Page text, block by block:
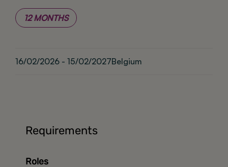
12 MONTHS
16/02/2026 - 15/02/2027Belgium
Requirements
Roles